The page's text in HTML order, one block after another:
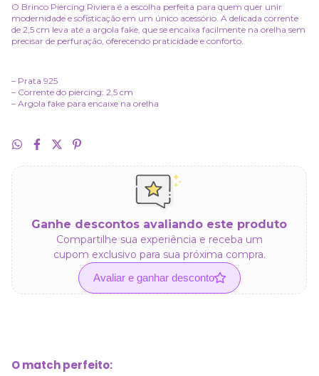
O Brinco Piercing Riviera é a escolha perfeita para quem quer unir
modernidade e sofisticação em um único acessório. A delicada corrente
de 2,5 cm leva até a argola fake, que se encaixa facilmente na orelha sem
precisar de perfuração, oferecendo praticidade e conforto.
– Prata 925
– Corrente do piercing: 2,5 cm
– Argola fake para encaixe na orelha
Ganhe descontos avaliando este produto
Compartilhe sua experiência e receba um
cupom exclusivo para sua próxima compra.
Avaliar e ganhar desconto
O match perfeito: